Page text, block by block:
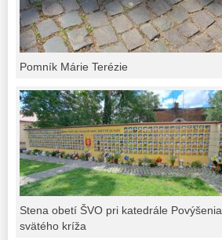
Pomník Márie Terézie
Stena obetí ŠVO pri katedrále Povýšenia
svätého kríža